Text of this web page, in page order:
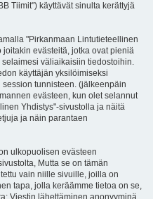
Tiimit") käyttävät sinulta kerättyjä
"Pirkanmaan Lintutieteellinen
evästeitä, jotka ovat pieniä
väliaikaisiin tiedostoihin.
käyttäjän yksilöimiseksi
tunnisteen. (jälkeenpäin
evästeen, kun olet selannut
Yhdistys"-sivustolla ja näitä
ja näin parantaen
ulkopuolisen evästeen
Mutta se on tämän
vain niille sivuille, joilla on
tapa, jolla keräämme tietoa on se,
Viestin lähettäminen anonyyminä